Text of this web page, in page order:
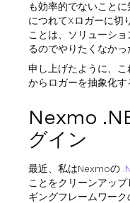
も効率的でないこと
につれてXロガーに切
ことは、ソリューシ
るのでやりたくなかっ
申し上げたように、
からロガーを抽象化す
Nexmo
グイン
最近、私はNexmoの
ことをクリーンアッ
ギングフレームワーク